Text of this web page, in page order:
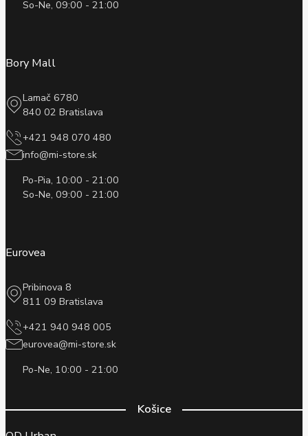
So-Ne, 09:00 - 21:00
Bory Mall
Lamač 6780
840 02 Bratislava
+421 948 070 480
info@mi-store.sk
Po-Pia, 10:00 - 21:00
So-Ne, 09:00 - 21:00
Eurovea
Pribinova 8
811 09 Bratislava
+421 940 948 005
eurovea@mi-store.sk
Po-Ne, 10:00 - 21:00
Košice